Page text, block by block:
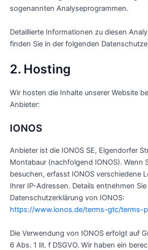
sogenannten Analyseprogrammen.
Detaillierte Informationen zu diesen
finden Sie in der folgenden
2. Hosting
Wir hosten die Inhalte unserer Website
Anbieter:
IONOS
Anbieter ist die IONOS SE, Elgendorfer
Montabaur (nachfolgend IONOS). Wenn
besuchen, erfasst IONOS verschiedene
Ihrer IP-Adressen. Details entnehmen
Datenschutzerklärung von IONOS:
https://www.ionos.de/terms-gtc/terms-
Die Verwendung von IONOS erfolgt auf
6 Abs. 1 lit. f DSGVO. Wir haben ein